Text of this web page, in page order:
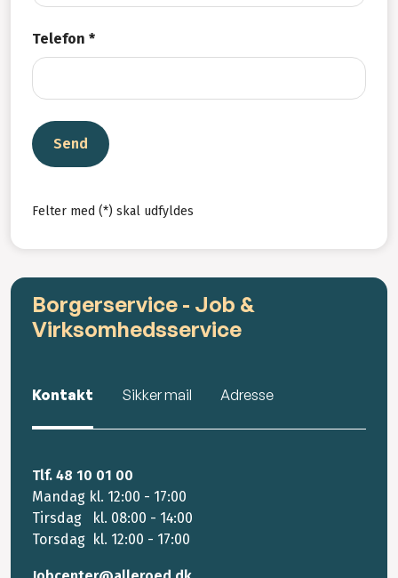
Telefon *
Send
Felter med (*) skal udfyldes
Borgerservice - Job &
Virksomhedsservice
Kontakt Sikker mail Adresse
Tlf. 48 10 01 00
Mandag kl. 12:00 - 17:00
Tirsdag kl. 08:00 - 14:00
Torsdag kl. 12:00 - 17:00